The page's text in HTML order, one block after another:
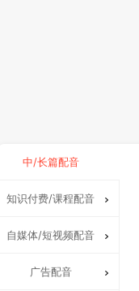
中/长篇配音
知识付费/课程配音
自媒体/短视频配音
广告配音